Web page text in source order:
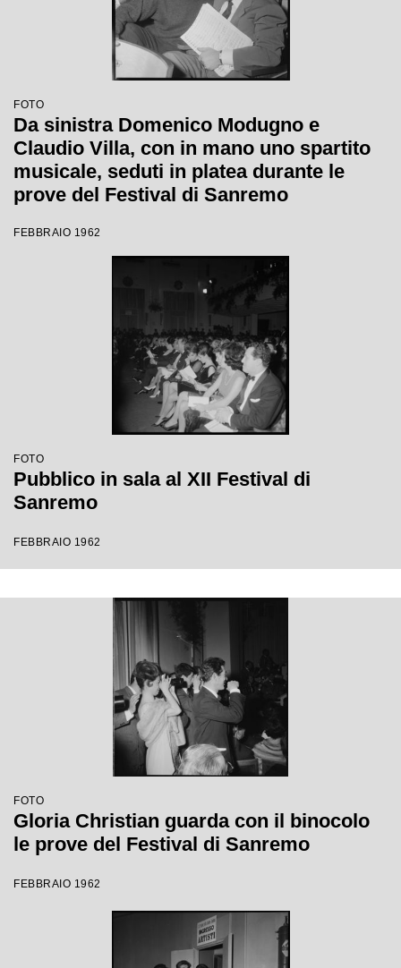
FOTO
Da sinistra Domenico Modugno e
Claudio Villa, con in mano uno spartito
musicale, seduti in platea durante le
prove del Festival di Sanremo
FEBBRAIO 1962
FOTO
Pubblico in sala al XII Festival di
Sanremo
FEBBRAIO 1962
FOTO
Gloria Christian guarda con il binocolo
le prove del Festival di Sanremo
FEBBRAIO 1962